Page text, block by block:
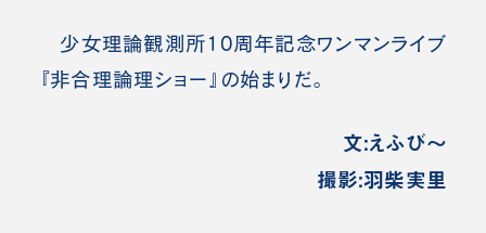
少女理論観測所10周年記念ワンマンライブ
『非合理論理ショー』の始まりだ。
文:えふび～
撮影:羽柴実里